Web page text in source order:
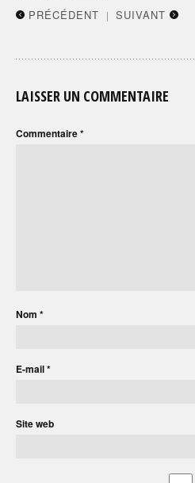
PRÉCÉDENT | SUIVANT
LAISSER UN COMMENTAIRE
Commentaire*
Nom *
E-mail*
Site web